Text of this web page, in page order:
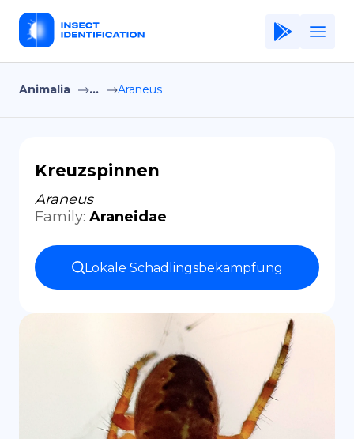
Home
Terms of Use
Privacy Policy
EN
FR
ES
Animalia ... Araneus
Kreuzspinnen
Araneus
Family: Araneidae
Lokale Schädlingsbekämpfung